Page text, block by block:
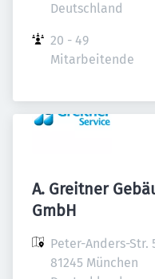
Deutschland
20 - 49
Mitarbeitende
A. Greitner
GmbH
Peter-Anders-Str.
81245 München